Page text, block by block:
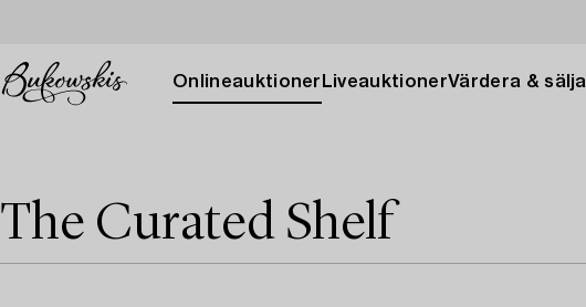
Onlineauktioner LiveauktionerVärdera & sälja
The Curated Shelf